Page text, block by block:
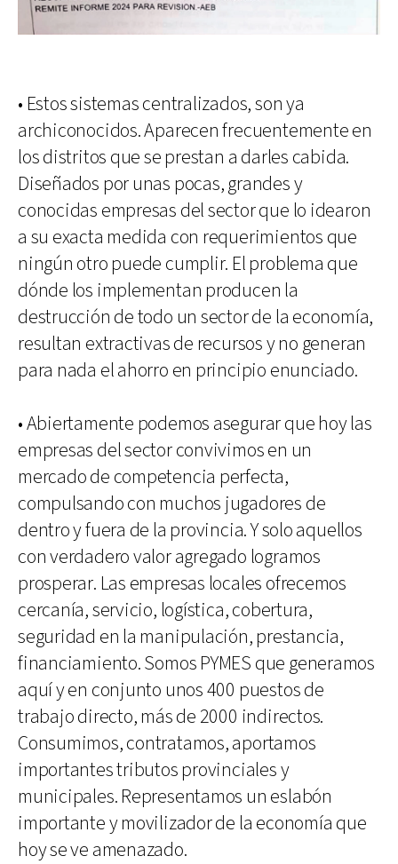
• Estos sistemas centralizados, son ya
archiconocidos. Aparecen frecuentemente en
los distritos que se prestan a darles cabida.
Diseñados por unas pocas, grandes y
conocidas empresas del sector que lo idearon
a su exacta medida con requerimientos que
ningún otro puede cumplir. El problema que
dónde los implementan producen la
destrucción de todo un sector de la economía,
resultan extractivas de recursos y no generan
para nada el ahorro en principio enunciado.
• Abiertamente podemos asegurar que hoy las
empresas del sector convivimos en un
mercado de competencia perfecta,
compulsando con muchos jugadores de
dentro y fuera de la provincia. Y solo aquellos
con verdadero valor agregado logramos
prosperar. Las empresas locales ofrecemos
cercanía, servicio, logística, cobertura,
seguridad en la manipulación, prestancia,
financiamiento. Somos PYMES que generamos
aquí y en conjunto unos 400 puestos de
trabajo directo, más de 2000 indirectos.
Consumimos, contratamos, aportamos
importantes tributos provinciales y
municipales. Representamos un eslabón
importante y movilizador de la economía que
hoy se ve amenazado.